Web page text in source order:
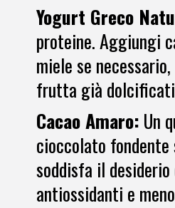
Yogurt Greco
proteine. Aggiungi
miele se
frutta già
Cacao Amaro: Un
cioccolato
soddisfa il
antiossidanti e